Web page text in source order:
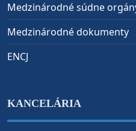
Medzinárodné súdne
Medzinárodné dokumenty
ENCJ
KANCELÁRIA